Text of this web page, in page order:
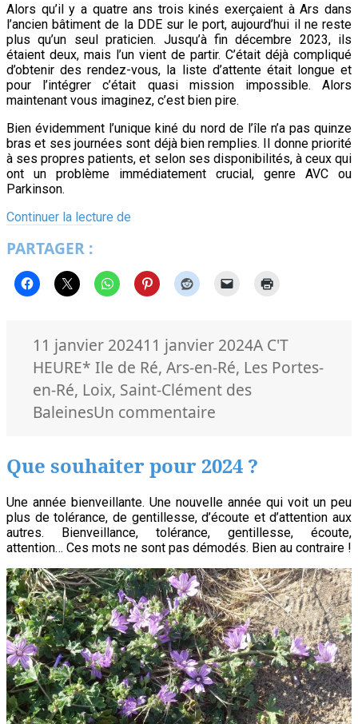
Alors qu’il y a quatre ans trois kinés exerçaient à Ars dans
l’ancien bâtiment de la DDE sur le port, aujourd’hui il ne reste
plus qu’un seul praticien. Jusqu’à fin décembre 2023, ils
étaient deux, mais l’un vient de partir. C’était déjà compliqué
d’obtenir des rendez-vous, la liste d’attente était longue et
pour l’intégrer c’était quasi mission impossible. Alors
maintenant vous imaginez, c’est bien pire.
Bien évidemment l’unique kiné du nord de l’île n’a pas quinze
bras et ses journées sont déjà bien remplies. Il donne priorité
à ses propres patients, et selon ses disponibilités, à ceux qui
ont un problème immédiatement crucial, genre AVC ou
Parkinson.
Continuer la lecture de
de
l’île
!
PARTAGER :
Publié
le
11 janvier 202411 janvier 2024Catégories
A C'T
HEUREMots-
clés
* Ile de Ré,Ars-en-Ré, Les Portes-
en-Ré, Loix, Saint-Clément des
BaleinesUn commentaire
kinés
au
nord
de
l’île
de
Ré
!
Que souhaiter pour 2024 ?
Une année bienveillante. Une nouvelle année qui voit un peu
plus de tolérance, de gentillesse, d’écoute et d’attention aux
autres. Bienveillance, tolérance, gentillesse, écoute,
attention… Ces mots ne sont pas démodés. Bien au contraire !